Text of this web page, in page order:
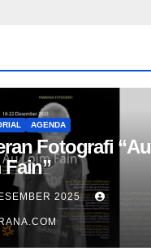
AGENDA
Fotografi “Au
2025